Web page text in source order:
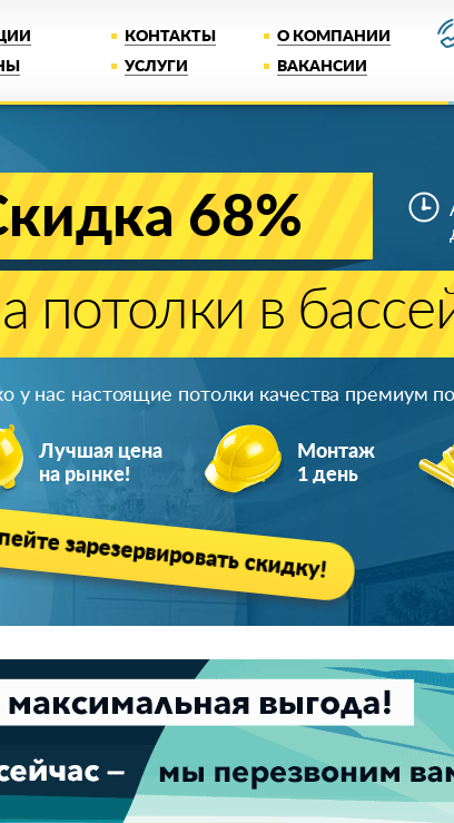
КОНТАКТЫ
О КОМПАНИИ
УСЛУГИ ВАКАНСИИ
68%
потолки в
у нас настоящие потолки качества премиум
Лучшая цена
на рынке!
Монтаж
1 день
зарезервировать скидку!